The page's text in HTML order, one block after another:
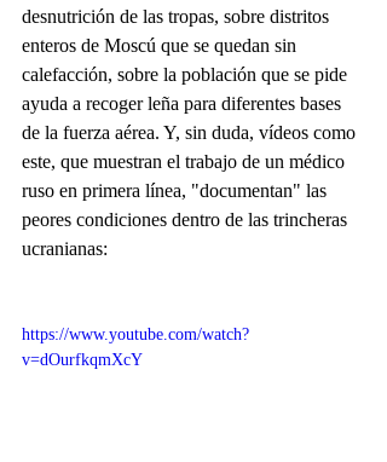
desnutrición de las tropas, sobre distritos
enteros de Moscú que se quedan sin
calefacción, sobre la población que se pide
ayuda a recoger leña para diferentes bases
de la fuerza aérea. Y, sin duda, vídeos como
este, que muestran el trabajo de un médico
ruso en primera línea, "documentan" las
peores condiciones dentro de las trincheras
ucranianas:
https://www.youtube.com/watch?
v=dOurfkqmXcY